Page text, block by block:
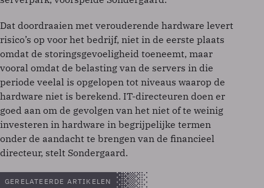
Dat doordraaien met verouderende hardware levert
risico’s op voor het bedrijf, niet in de eerste plaats
omdat de storingsgevoeligheid toeneemt, maar
vooral omdat de belasting van de servers in die
periode veelal is opgelopen tot niveaus waarop de
hardware niet is berekend. IT-directeuren doen er
goed aan om de gevolgen van het niet of te weinig
investeren in hardware in begrijpelijke termen
onder de aandacht te brengen van de financieel
directeur, stelt Sondergaard.
GERELATEERDE ARTIKELEN